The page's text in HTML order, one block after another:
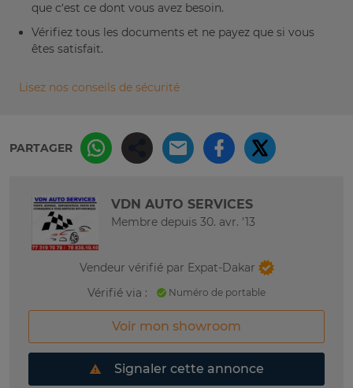
que c’est ce dont vous avez besoin.
Vérifiez tous les documents et ne payez que si vous
êtes satisfait.
Lisez nos conseils de sécurité
PARTAGER
VDN AUTO SERVICES
Membre depuis 30. avr. '13
Vendeur vérifié par Expat-Dakar
Vérifié via :
Numéro de portable
Voir mon showroom
Signaler cette annonce